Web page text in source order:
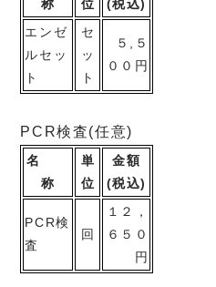
称
位
(税込)
エンゼ
ルセッ
ト
セ
ッ
ト
５,５
００円
PCR検査(任意)
名
称
単
位
金額
(税込)
PCR検
査
回
１２，
６５０
円